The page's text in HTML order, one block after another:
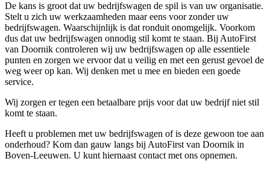
De kans is groot dat uw bedrijfswagen de spil is van uw organisatie.
Stelt u zich uw werkzaamheden maar eens voor zonder uw
bedrijfswagen. Waarschijnlijk is dat ronduit onomgelijk. Voorkom
dus dat uw bedrijfswagen onnodig stil komt te staan. Bij AutoFirst
van Doornik controleren wij uw bedrijfswagen op alle essentiele
punten en zorgen we ervoor dat u veilig en met een gerust gevoel de
weg weer op kan. Wij denken met u mee en bieden een goede
service.
Wij zorgen er tegen een betaalbare prijs voor dat uw bedrijf niet stil
komt te staan.
Heeft u problemen met uw bedrijfswagen of is deze gewoon toe aan
onderhoud? Kom dan gauw langs bij AutoFirst van Doornik in
Boven-Leeuwen. U kunt hiernaast contact met ons opnemen.